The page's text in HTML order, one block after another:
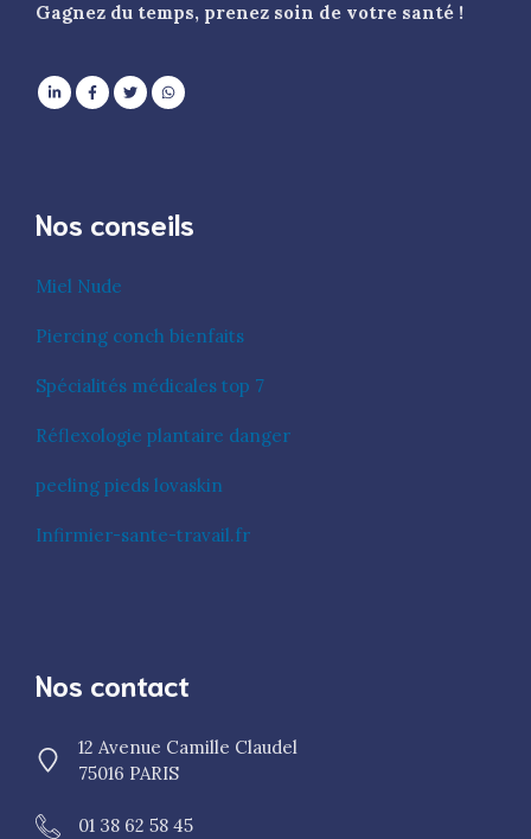
Gagnez du temps, prenez soin de votre santé !
Nos conseils
Miel Nude
Piercing conch bienfaits
Spécialités médicales top 7
Réflexologie plantaire danger
peeling pieds lovaskin
Infirmier-sante-travail.fr
Nos contact
12 Avenue Camille Claudel
75016 PARIS
01 38 62 58 45